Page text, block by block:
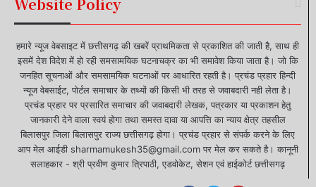
हमारे न्यूज वेबसाइट में छत्तीसगढ़ की खबरें प्राथमिकता से प्रकाशित की जाती है, साथ ही
इसमें देश विदेश में हो रही समसामयिक घटनाचक्र का भी समावेश किया जाता है। जो कि
जनहित सूचनाओं और समसामयिक घटनाओं पर आधारित रहती है। प्रचंड प्रहार हिन्दी
न्यूज वेबसाईट, पोर्टल समाचार के तथ्यों की किसी भी तरह से जवाबदारी नही लेता है।
प्रचंड प्रहार पर प्रसारित समाचार की जवाबदारी लेखक, पत्रकार या प्रकाशन हेतु
जानकारी देने वाला स्वयं होगा तथा समस्त दावा या आपत्ति का न्याय क्षेत्र तहसील
बिलासपुर जिला बिलासपुर राज्य छत्तीसगढ़ होगा। प्रचंड प्रहार से संपर्क करने के लिए
आप मेल आईडी sharmamukesh35@gmail.com पर मेल कर सकते है। कानूनी
सलाहकार - श्री प्रवीण कुमार त्रिपाठी, एडवोकेट, सेशन एवं हाईकोर्ट छत्तीसगढ़